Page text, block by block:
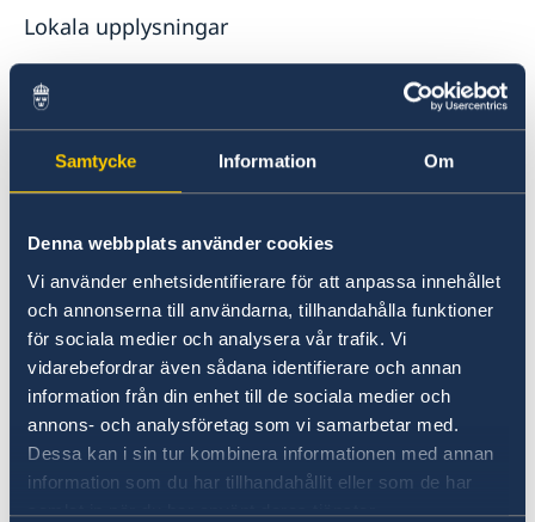
Samtycke Information Om
Denna webbplats använder cookies
Vi använder enhetsidentifierare för att anpassa innehållet
och annonserna till användarna, tillhandahålla funktioner
för sociala medier och analysera vår trafik. Vi
vidarebefordrar även sådana identifierare och annan
information från din enhet till de sociala medier och
annons- och analysföretag som vi samarbetar med.
Dessa kan i sin tur kombinera informationen med annan
information som du har tillhandahållit eller som de har
samlat in när du har använt deras tjänster.
Lokala upplysningar
Nordmakedonien har flera bekräftade fall av
Covid-19 och lokala myndigheter har vidtagit
en rad spridningsreducerande åtgärder.
Läs mer
För information på makedonska och albanska
vänligen sehälsoministeriets webbsida
Mer information om smittspridning och
hälsoråd
Folkhälsomyndigheten är ansvarig myndighet i
Sverige för frågor kring smittspridning.